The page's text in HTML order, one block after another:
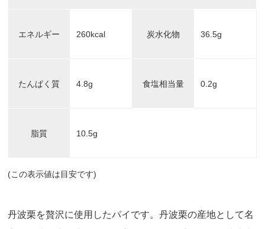
エネルギー 260kcal 炭水化物 36.5g
たんぱく質 4.8g 食塩相当量 0.2g
脂質 10.5g
(この表示値は目安です)
丹波栗を贅沢に使用したパイです。丹波栗の産地として名